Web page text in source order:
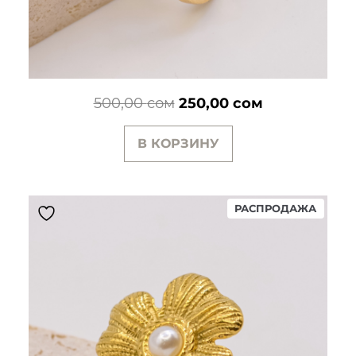
500,00сом Первоначальная
цена
составляла
250,00 сомТекущая
В КОРЗИНУ
РАСПРОДАЖА
ТОВАР